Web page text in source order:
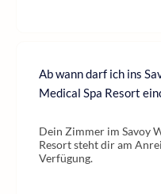
Ab wann darf ich ins
Medical Spa Resort
Dein Zimmer im Savoy
Resort steht dir am
Verfügung.